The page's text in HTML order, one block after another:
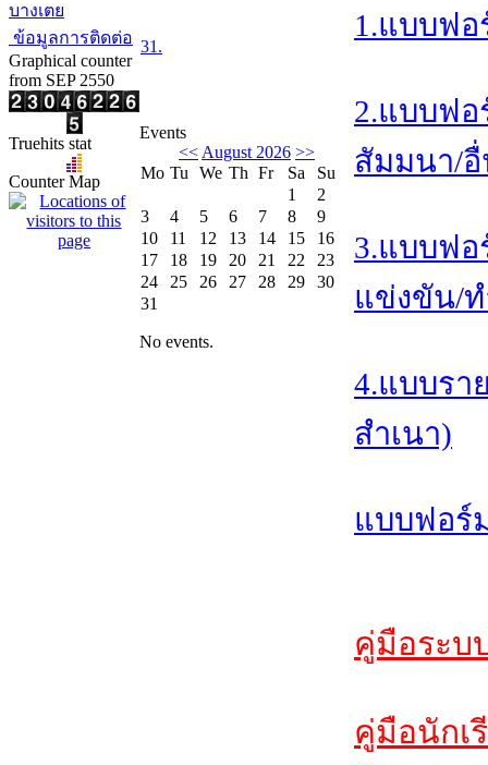
บางเตย
ข้อมูลการติดต่อ
Graphical counter
from SEP 2550
Truehits stat
Counter Map
31.
Events
<< August 2026 >>
Mo Tu We Th Fr Sa
Su
1
2
3
4 5 6 7 8
9
10
11 12 13 14 15
16
17
18 19 20 21 22
23
24
25 26 27 28 29
30
31
No events.
1.แบบฟ
2.แบบฟ
สัมมนา/
3.แบบฟอ
แข่งขัน/
4.แบบรา
สำเนา)
แบบฟอร์
คู่มือระบ
คู่มือนักเ